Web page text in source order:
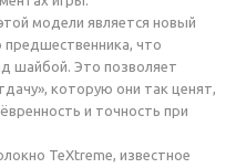
модели является новый
предшественника, что
шайбой. Это позволяет
которую они так ценят,
и точность при
TeXtreme, известное